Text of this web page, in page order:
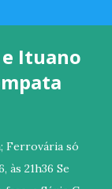
Ituano
Ferrovária só
às 21h36 Se